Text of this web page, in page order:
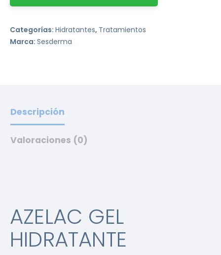
Categorías: Hidratantes, Tratamientos
Marca: Sesderma
Descripción
Valoraciones (0)
AZELAC GEL
HIDRATANTE